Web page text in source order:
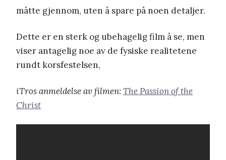
måtte gjennom, uten å spare på noen detaljer.
Dette er en sterk og ubehagelig film å se, men
viser antagelig noe av de fysiske realitetene
rundt korsfestelsen,
iTros anmeldelse av filmen: The Passion of the
Christ